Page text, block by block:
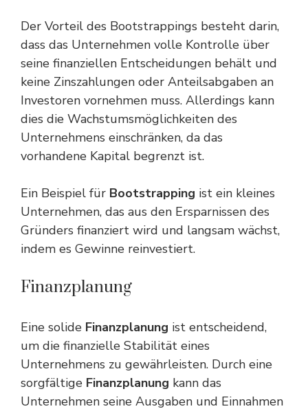
Der Vorteil des Bootstrappings besteht darin,
dass das Unternehmen volle Kontrolle über
seine finanziellen Entscheidungen behält und
keine Zinszahlungen oder Anteilsabgaben an
Investoren vornehmen muss. Allerdings kann
dies die Wachstumsmöglichkeiten des
Unternehmens einschränken, da das
vorhandene Kapital begrenzt ist.
Ein Beispiel für Bootstrapping ist ein kleines
Unternehmen, das aus den Ersparnissen des
Gründers finanziert wird und langsam wächst,
indem es Gewinne reinvestiert.
Finanzplanung
Eine solide Finanzplanung ist entscheidend,
um die finanzielle Stabilität eines
Unternehmens zu gewährleisten. Durch eine
sorgfältige Finanzplanung kann das
Unternehmen seine Ausgaben und Einnahmen